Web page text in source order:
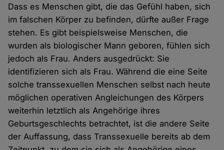
Dass es Menschen gibt, die das Gefühl haben, sich
im falschen Körper zu befinden, dürfte außer Frage
stehen. Es gibt beispielsweise Menschen, die
wurden als biologischer Mann geboren, fühlen sich
jedoch als Frau. Anders ausgedrückt: Sie
identifizieren sich als Frau. Während die eine Seite
solche transsexuellen Menschen selbst nach heute
möglichen operativen Angleichungen des Körpers
weiterhin letztlich als Angehörige ihres
Geburtsgeschlechts betrachtet, ist die andere Seite
der Auffassung, dass Transsexuelle bereits ab dem